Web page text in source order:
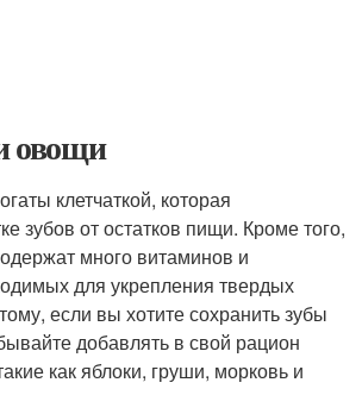
овощи
клетчаткой, которая
зубов от остатков пищи. Кроме того,
много витаминов и
для укрепления твердых
если вы хотите сохранить зубы
добавлять в свой рацион
как яблоки, груши, морковь и